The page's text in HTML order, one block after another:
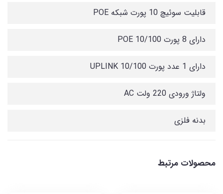
قابلیت سوئیچ 10 پورت شبکه POE
دارای 8 پورت POE 10/100
دارای 1 عدد پورت 10/100 UPLINK
ولتاژ ورودی 220 ولت AC
بدنه فلزی
محصولات مرتبط